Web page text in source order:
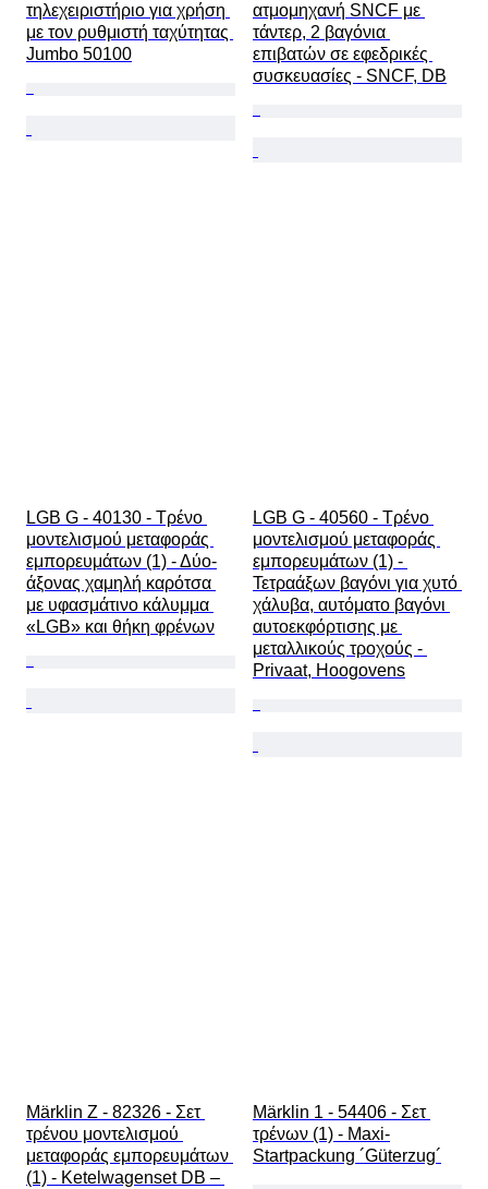
τηλεχειριστήριο για χρήση
με τον ρυθμιστή ταχύτητας
Jumbo 50100
ατμομηχανή SNCF με
τάντερ, 2 βαγόνια
επιβατών σε εφεδρικές
συσκευασίες - SNCF, DB
LGB G - 40130 - Τρένο
μοντελισμού μεταφοράς
εμπορευμάτων (1) - Δύο-
άξονας χαμηλή καρότσα
με υφασμάτινο κάλυμμα
«LGB» και θήκη φρένων
LGB G - 40560 - Τρένο
μοντελισμού μεταφοράς
εμπορευμάτων (1) -
Τετραάξων βαγόνι για χυτό
χάλυβα, αυτόματο βαγόνι
αυτοεκφόρτισης με
μεταλλικούς τροχούς -
Privaat, Hoogovens
Märklin Z - 82326 - Σετ
τρένου μοντελισμού
μεταφοράς εμπορευμάτων
(1) - Ketelwagenset DB –
Märklin 1 - 54406 - Σετ
τρένων (1) - Maxi-
Startpackung ´Güterzug´